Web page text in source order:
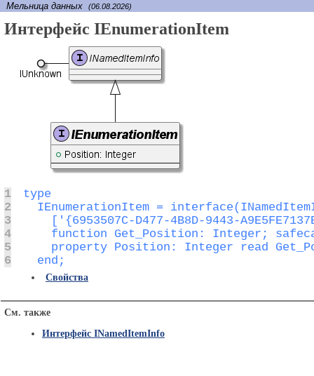
Мельница данных (06.08.2026)
Интерфейс IEnumerationItem
1
2
3
4
5
6
  end;
Свойства
См. также
Интерфейс INamedItemInfo